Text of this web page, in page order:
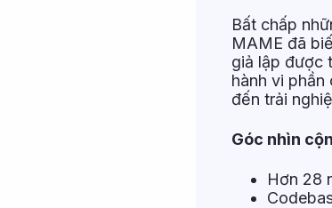
Bất chấp
MAME đã
giả lập được
hành vi
đến trải
Góc nhìn
Hơn 28